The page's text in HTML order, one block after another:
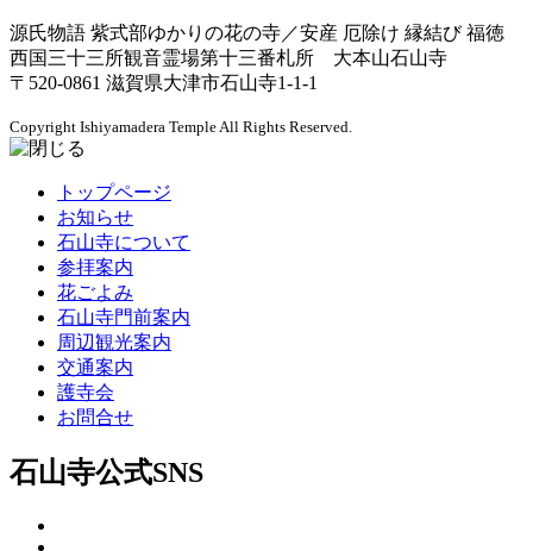
源氏物語 紫式部ゆかりの花の寺／安産 厄除け 縁結び 福徳
西国三十三所観音霊場第十三番札所 大本山石山寺
〒520-0861 滋賀県大津市石山寺1-1-1
Copyright Ishiyamadera Temple All Rights Reserved.
トップページ
お知らせ
石山寺について
参拝案内
花ごよみ
石山寺門前案内
周辺観光案内
交通案内
護寺会
お問合せ
石山寺公式SNS